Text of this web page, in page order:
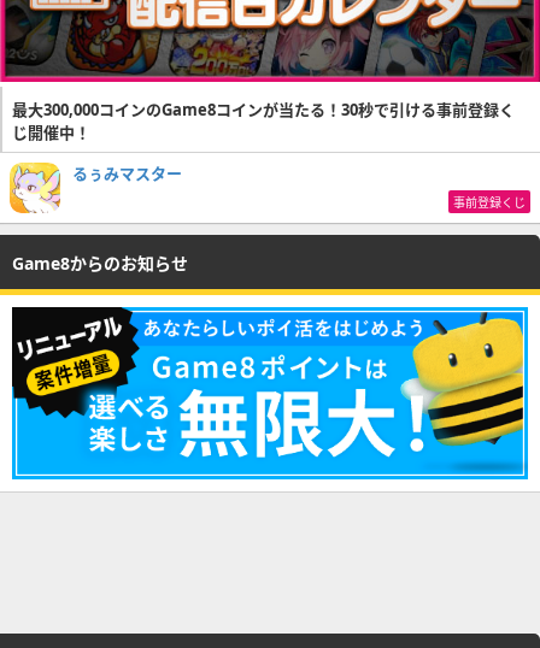
最大300,000コインのGame8コインが当たる！30秒で引ける事前登録く
じ開催中！
るぅみマスター
事前登録くじ
Game8からのお知らせ